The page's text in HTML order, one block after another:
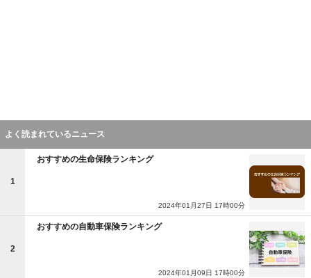
よく読まれているニュース
1
おすすめの生命保険ランキング
2024年01月27日 17時00分
2
おすすめの自動車保険ランキング
2024年01月09日 17時00分